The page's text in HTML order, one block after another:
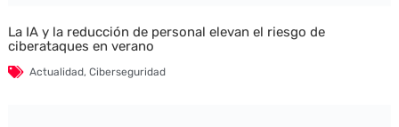
La IA y la reducción de personal elevan el riesgo de
ciberataques en verano
Actualidad, Ciberseguridad